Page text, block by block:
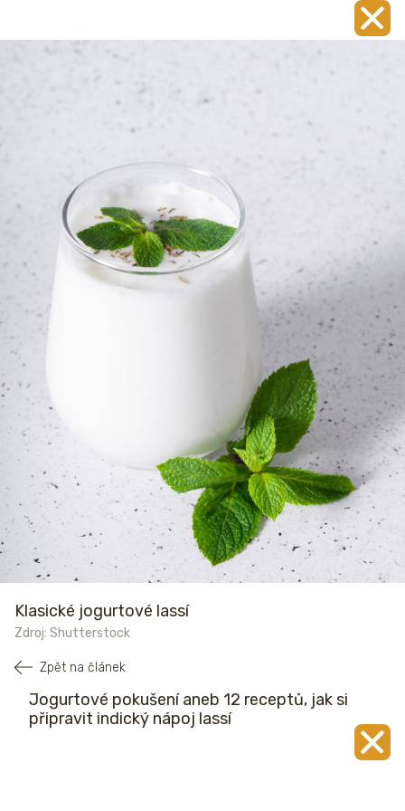
Klasické jogurtové lassí
Zdroj: Shutterstock
Zpět na článek
Jogurtové pokušení aneb 12 receptů, jak si
připravit indický nápoj lassí